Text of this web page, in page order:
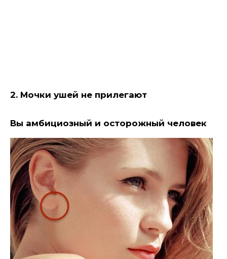
2. Мочки ушей не прилегают
Вы амбициозный и осторожный человек